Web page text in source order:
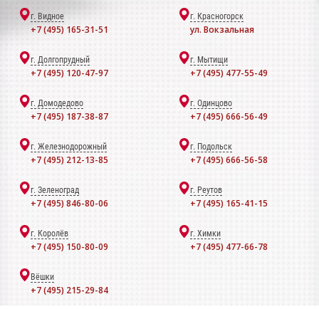
г. Видное
+7 (495) 165-31-51
г. Красногорск
ул. Вокзальная
г. Долгопрудный
+7 (495) 120-47-97
г. Мытищи
+7 (495) 477-55-49
г. Домодедово
+7 (495) 187-38-87
г. Одинцово
+7 (495) 666-56-49
г. Железнодорожный
+7 (495) 212-13-85
г. Подольск
+7 (495) 666-56-58
г. Зеленоград
+7 (495) 846-80-06
г. Реутов
+7 (495) 165-41-15
г. Королёв
+7 (495) 150-80-09
г. Химки
+7 (495) 477-66-78
Вёшки
+7 (495) 215-29-84